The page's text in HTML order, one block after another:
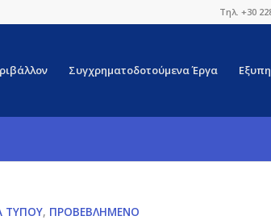
Τηλ. +30
Συγχρηματοδοτούμενα Έργα
ΤΎΠΟΥ, ΠΡΟΒΕΒΛΗΜΈΝΟ